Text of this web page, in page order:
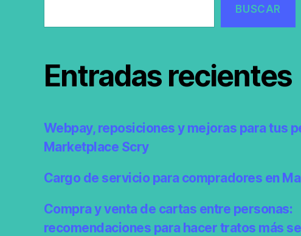
BUSCAR
Entradas recientes
Webpay, reposiciones y mejoras para tus
Marketplace Scry
Cargo de servicio para compradores en
Compra y venta de cartas entre personas:
recomendaciones para hacer tratos más